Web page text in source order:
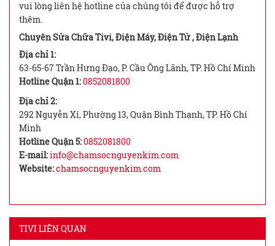
vui lòng liên hệ hotline của chúng tôi để được hỗ trợ
thêm.
Chuyên Sửa Chữa Tivi, Điện Máy, Điện Tử , Điện Lạnh
Địa chỉ 1:
63-65-67 Trần Hưng Đạo, P. Cầu Ông Lãnh, TP. Hồ Chí Minh
Hotline Quận 1:0852081800
Địa chỉ 2:
292 Nguyễn Xí, Phường 13, Quận Bình Thạnh, TP. Hồ Chí
Minh
Hotline Quận 5:0852081800
E-mail:info@chamsocnguyenkim.com
Website:chamsocnguyenkim.com
TIVI LIÊN QUAN